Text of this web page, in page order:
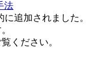
法
追加されました。
ください。